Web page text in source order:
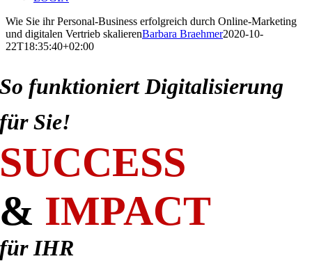
Wie Sie ihr Personal-Business erfolgreich durch Online-Marketing
und digitalen Vertrieb skalierenBarbara Braehmer2020-10-
22T18:35:40+02:00
So funktioniert Digitalisierung
für Sie!
SUCCESS
& IMPACT
für IHR